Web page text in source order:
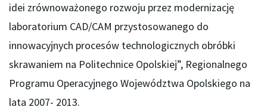
idei zrównoważonego rozwoju przez modernizację
laboratorium CAD/CAM przystosowanego do
innowacyjnych procesów technologicznych obróbki
skrawaniem na Politechnice Opolskiej”, Regionalnego
Programu Operacyjnego Województwa Opolskiego na
lata 2007- 2013.